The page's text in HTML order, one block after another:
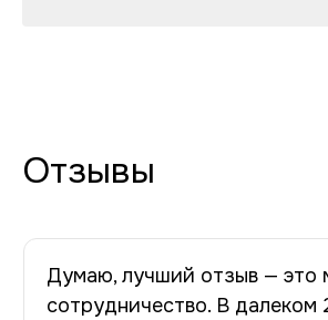
Отзывы
Думаю, лучший отзыв — это
сотрудничество. В далеком